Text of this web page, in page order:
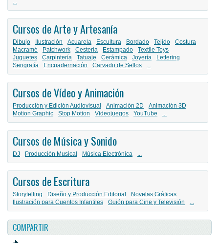
Cursos de Arte y Artesanía
Dibujo Ilustración Acuarela Escultura Bordado Tejido
Costura
Macramé
Patchwork Cestería Estampado
Textile Toys
Juguetes
Carpintería Tatuaje Cerámica Joyería
Lettering
Serigrafía
Encuadernación Carvado de Sellos
Cursos de Vídeo y Animación
Producción y Edición Audiovisual Animación 2D
Animación 3D
Motion Graphic
Stop Motion Videojuegos YouTube
Cursos de Música y Sonido
DJ Producción Musical Música Electrónica
Cursos de Escritura
Storytelling Diseño y Producción Editorial
Novelas Gráficas
Ilustración para Cuentos Infantiles
Guión para Cine y Televisión
COMPARTIR